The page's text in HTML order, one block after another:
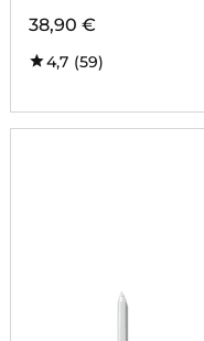
38,90 €
4,7 (59)